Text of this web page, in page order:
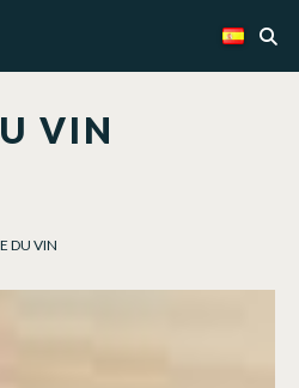
VIN
DU VIN